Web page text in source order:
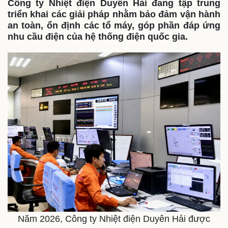
Thế giới
Quan sát
Multimedia
Video
Công ty Nhiệt điện Duyên Hải đang tập trung
triển khai các giải pháp nhằm bảo đảm vận hành
an toàn, ổn định các tổ máy, góp phần đáp ứng
nhu cầu điện của hệ thống điện quốc gia.
Năm 2026, Công ty Nhiệt điện Duyên Hải được